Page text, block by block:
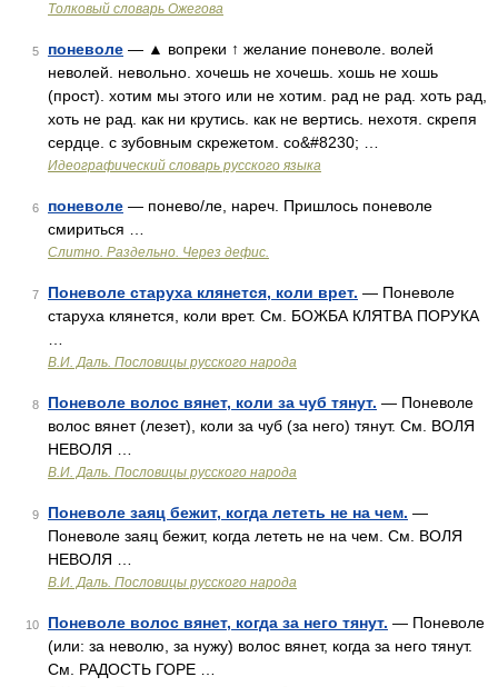
Толковый словарь Ожегова
5 поневоле — ▲ вопреки ↑ желание поневоле. волей
неволей. невольно. хочешь не хочешь. хошь не хошь
(прост). хотим мы этого или не хотим. рад не рад. хоть рад,
хоть не рад. как ни крутись. как не вертись. нехотя. скрепя
сердце. с зубовным скрежетом. со&#8230; …
Идеографический словарь русского языка
6 поневоле — понево/ле, нареч. Пришлось поневоле
смириться …
Слитно. Раздельно. Через дефис.
7 Поневоле старуха клянется, коли врет. — Поневоле
старуха клянется, коли врет. См. БОЖБА КЛЯТВА ПОРУКА
В.И. Даль. Пословицы русского народа
8 Поневоле волос вянет, коли за чуб тянут. — Поневоле
волос вянет (лезет), коли за чуб (за него) тянут. См. ВОЛЯ
НЕВОЛЯ …
В.И. Даль. Пословицы русского народа
9 Поневоле заяц бежит, когда лететь не на чем. —
Поневоле заяц бежит, когда лететь не на чем. См. ВОЛЯ
НЕВОЛЯ …
В.И. Даль. Пословицы русского народа
10 Поневоле волос вянет, когда за него тянут. — Поневоле
(или: за неволю, за нужу) волос вянет, когда за него тянут.
См. РАДОСТЬ ГОРЕ …